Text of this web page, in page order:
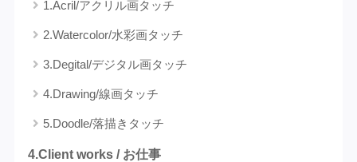
1.Acril/アクリル画タッチ
2.Watercolor/水彩画タッチ
3.Degital/デジタル画タッチ
4.Drawing/線画タッチ
5.Doodle/落描きタッチ
4.Client works / お仕事